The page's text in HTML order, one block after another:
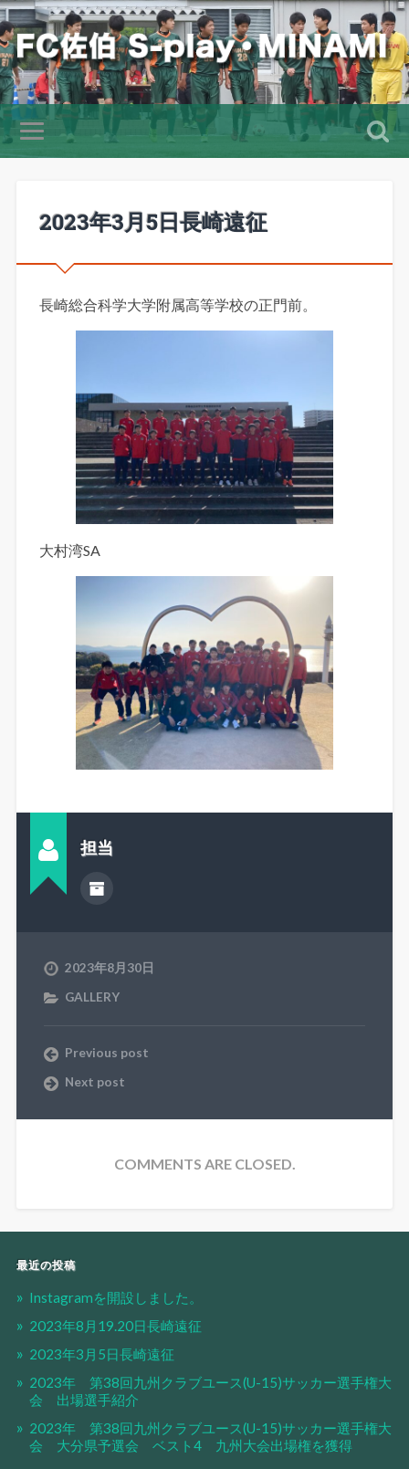
2023年3月5日長崎遠征
長崎総合科学大学附属高等学校の正門前。
大村湾SA
担当
2023年8月30日
GALLERY
Previous post
Next post
COMMENTS ARE CLOSED.
最近の投稿
Instagramを開設しました。
2023年8月19.20日長崎遠征
2023年3月5日長崎遠征
2023年 第38回九州クラブユース(U-15)サッカー選手権大
会 出場選手紹介
2023年 第38回九州クラブユース(U-15)サッカー選手権大
会 大分県予選会 ベスト4 九州大会出場権を獲得